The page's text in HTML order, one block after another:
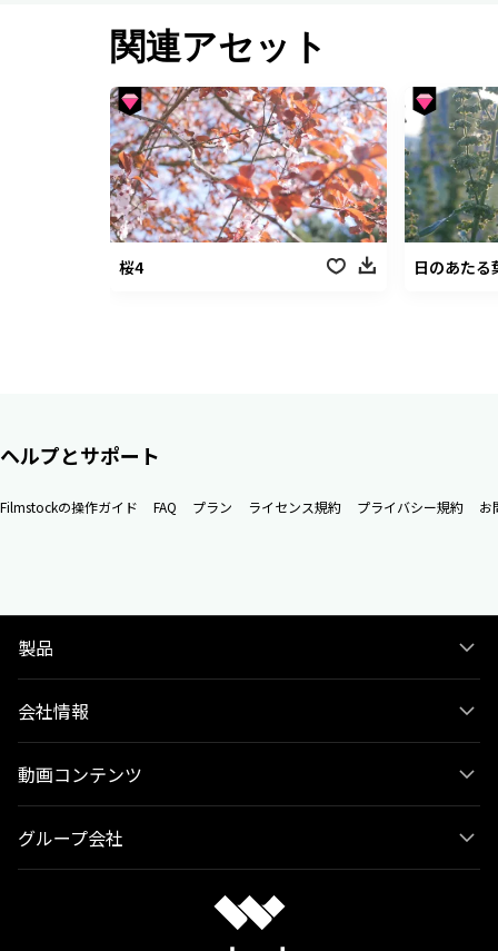
関連アセット
桜4 日のあたる
ヘルプとサポート
Filmstockの操作ガイド FAQ プラン ライセンス規約 プライバシー規約 お
製品
会社情報
動画コンテンツ
グループ会社